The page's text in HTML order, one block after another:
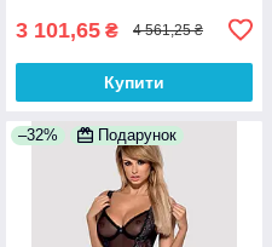
3 101,65 ₴ 4 561,25 ₴
Купити
–32% Подарунок